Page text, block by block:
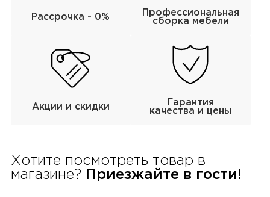
Рассрочка - 0%
Профессиональная
сборка мебели
Акции и скидки
Гарантия
качества и цены
Хотите посмотреть товар в
магазине? Приезжайте в гости!